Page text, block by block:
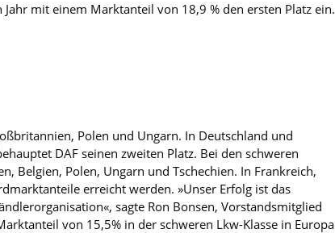
mit einem Marktanteil von 18,9 % den ersten Platz ein.
Polen und Ungarn. In Deutschland und
DAF seinen zweiten Platz. Bei den schweren
Belgien, Polen, Ungarn und Tschechien. In Frankreich,
erreicht werden. »Unser Erfolg ist das
sagte Ron Bonsen, Vorstandsmitglied
von 15,5% in der schweren Lkw-Klasse in Europa